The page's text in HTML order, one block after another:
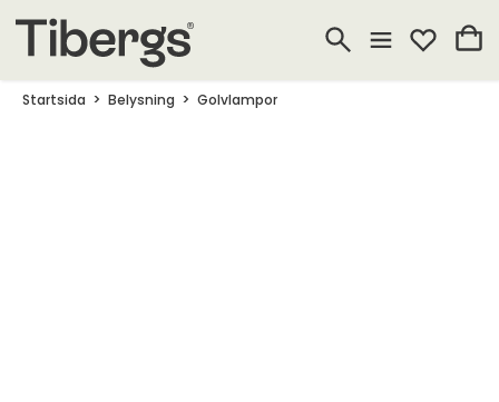
Startsida Belysning Golvlampor